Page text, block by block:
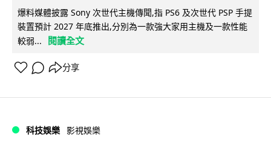
爆料媒體披露 Sony 次世代主機傳聞,指 PS6 及次世代 PSP 手提
裝置預計 2027 年底推出,分別為一款強大家用主機及一款性能
較弱...
閱讀全文
分享
科技娛樂 影視娛樂